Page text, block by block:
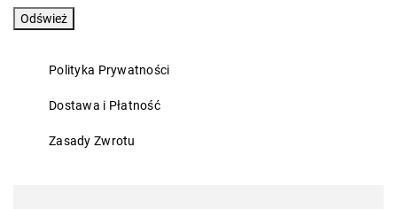
Polityka Prywatności
Dostawa i Płatność
Zasady Zwrotu